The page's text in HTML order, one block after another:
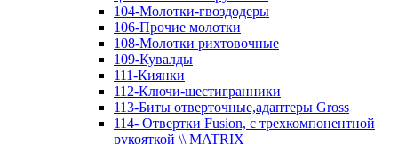
104-Молотки-гвоздодеры
106-Прочие молотки
108-Молотки рихтовочные
109-Кувалды
111-Киянки
112-Ключи-шестигранники
113-Биты отверточные,адаптеры Gross
114- Отвертки Fusion, c трехкомпонентной
рукояткой \\ MATRIX